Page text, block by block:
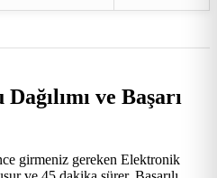
ve Başarı
girmeniz gereken Elektronik